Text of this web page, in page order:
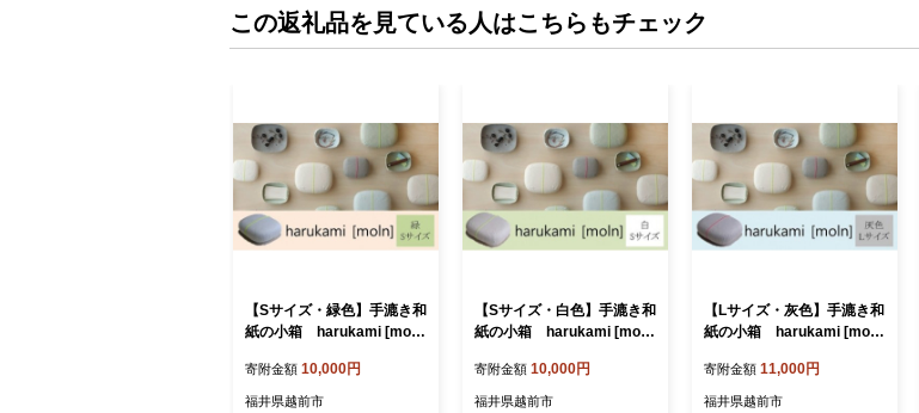
この返礼品を見ている人はこちらもチェック
【Sサイズ・緑色】手漉き和
紙の小箱 harukami [mol
寄附金額 10,000円
福井県越前市
【Sサイズ・白色】手漉き和
紙の小箱 harukami [mol
寄附金額 10,000円
福井県越前市
【Lサイズ・灰色】手漉き和
紙の小箱 harukami [mol
寄附金額 11,000円
福井県越前市